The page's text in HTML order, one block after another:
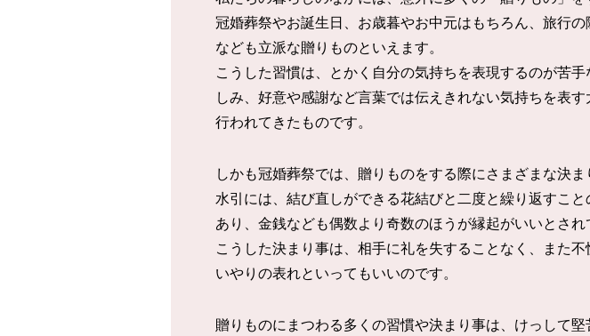
冠婚葬祭やお誕生日、お歳暮やお中元はもちろん、旅行
なども立派な贈りものといえます。
こうした習慣は、とかく自分の気持ちを表現するのが苦
しみ、好意や感謝など言葉では伝えきれない気持ちを表
行われてきたものです。
しかも冠婚葬祭では、贈りものをする際にさまざまな決
水引には、結び直しができる花結びと二度と繰り返すこ
あり、金銭なども偶数より奇数のほうが縁起がいいとされ
こうした決まり事は、相手に礼を失することなく、また
いやりの表れといってもいいのです。
贈りものにまつわる多くの習慣や決まり事は、けっして